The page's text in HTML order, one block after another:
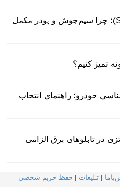
جوشکاری زیرپودری (SAW)؛ چرا سیم‌جوش و پودر مکمل
تمیز کنیم؟
خودرو؛ راهنمای انتخاب
در تابلوهای برق الزامی
| تبلیغات | حفظ حریم شخصی